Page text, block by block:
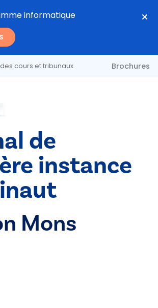
informatique
cours et tribunaux Brochures
de
instance
Mons